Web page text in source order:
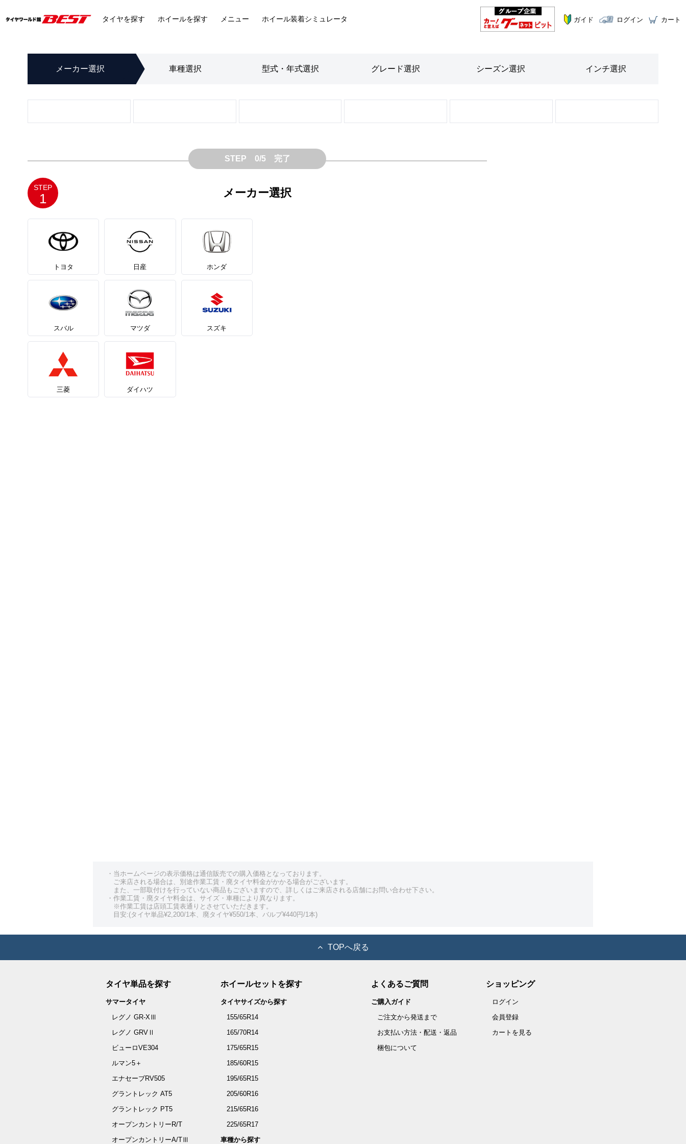
タイヤを探す ホイールを探す メニュー ホイール装着シミュレータ ガイド ログイン カート
メーカー選択 車種選択 型式・年式選択 グレード選択 シーズン選択 インチ選択
STEP 0/5 完了
STEP
1 メーカー選択
トヨタ 日産 ホンダ
スバル マツダ スズキ
三菱 ダイハツ
・当ホームページの表示価格は通信販売での購入価格となっております。
ご来店される場合は、別途作業工賃・廃タイヤ料金がかかる場合がございます。
また、一部取付けを行っていない商品もございますので、詳しくはご来店される店舗にお問い合わせ下さい。
・作業工賃・廃タイヤ料金は、サイズ・車種により異なります。
※作業工賃は店頭工賃表通りとさせていただきます。
目安:(タイヤ単品¥2,200/1本、廃タイヤ¥550/1本、バルブ¥440円/1本)
TOPへ戻る
タイヤ単品を探す
サマータイヤ
レグノ GR-XⅢ
レグノ GRVⅡ
ビューロVE304
ルマン5＋
エナセーブRV505
グラントレック AT5
グラントレック PT5
オープンカントリーR/T
オープンカントリーA/TⅢ
ホイールセットを探す
タイヤサイズから探す
155/65R14
165/70R14
175/65R15
185/60R15
195/65R15
205/60R16
215/65R16
225/65R17
車種から探す
よくあるご質問
ご購入ガイド
ご注文から発送まで
お支払い方法・配送・返品
梱包について
ショッピング
ログイン
会員登録
カートを見る